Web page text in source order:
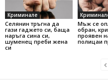
Криминале
Селянин тръгна да
гази гаджето си, баща
наръга сина си,
шуменец преби жена
си
Мъж се
обран,
проявен
полицаи